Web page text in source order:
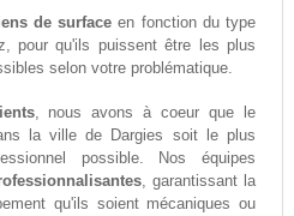
de surface en fonction du type
pour qu'ils puissent être les plus
selon votre problématique.
, nous avons à coeur que le
la ville de Dargies soit le plus
possible. Nos équipes
, garantissant la
qu'ils soient mécaniques ou